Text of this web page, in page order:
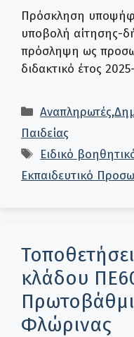
Πρόσκληση
υποβολή αίτησης-
πρόσληψη ως
διδακτικό έτος
Κατηγορίες
Αναπληρωτές,
Παιδείας
Ετικέτες
Ειδικό
Εκπαιδευτικό
κλάδου
Φλώρινας